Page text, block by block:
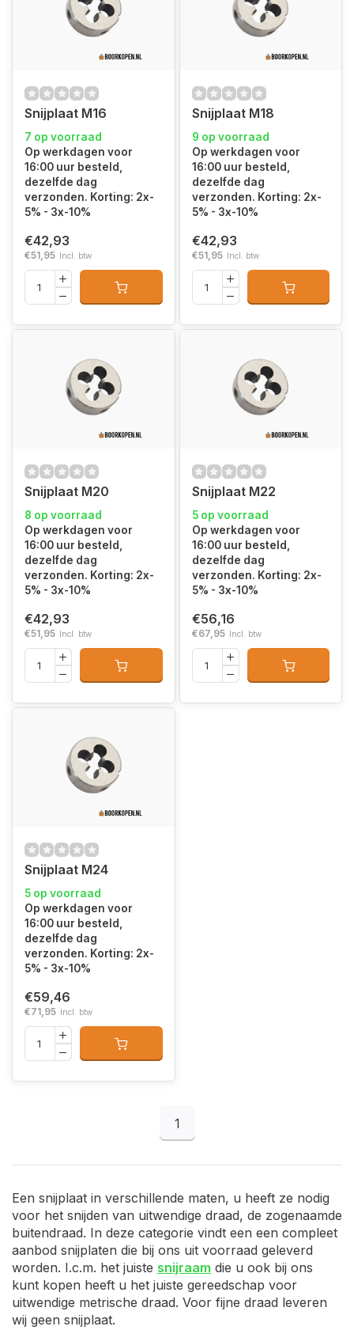
Snijplaat M16
7 op voorraad
Op werkdagen voor
16:00 uur besteld,
dezelfde dag
verzonden. Korting: 2x-
5% - 3x-10%
€42,93
€51,95 Incl. btw
Snijplaat M18
9 op voorraad
Op werkdagen voor
16:00 uur besteld,
dezelfde dag
verzonden. Korting: 2x-
5% - 3x-10%
€42,93
€51,95 Incl. btw
Snijplaat M20
8 op voorraad
Op werkdagen voor
16:00 uur besteld,
dezelfde dag
verzonden. Korting: 2x-
5% - 3x-10%
€42,93
€51,95 Incl. btw
Snijplaat M22
5 op voorraad
Op werkdagen voor
16:00 uur besteld,
dezelfde dag
verzonden. Korting: 2x-
5% - 3x-10%
€56,16
€67,95 Incl. btw
Snijplaat M24
5 op voorraad
Op werkdagen voor
16:00 uur besteld,
dezelfde dag
verzonden. Korting: 2x-
5% - 3x-10%
€59,46
€71,95 Incl. btw
1
Een snijplaat in verschillende maten, u heeft ze nodig
voor het snijden van uitwendige draad, de zogenaamde
buitendraad. In deze categorie vindt een een compleet
aanbod snijplaten die bij ons uit voorraad geleverd
worden. I.c.m. het juiste snijraam die u ook bij ons
kunt kopen heeft u het juiste gereedschap voor
uitwendige metrische draad. Voor fijne draad leveren
wij geen snijplaat.